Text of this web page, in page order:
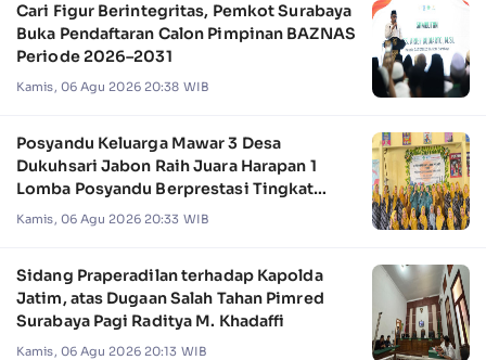
Cari Figur Berintegritas, Pemkot Surabaya
Buka Pendaftaran Calon Pimpinan BAZNAS
Periode 2026–2031
Kamis, 06 Agu 2026 20:38 WIB
Posyandu Keluarga Mawar 3 Desa
Dukuhsari Jabon Raih Juara Harapan 1
Lomba Posyandu Berprestasi Tingkat
Jawa Timur 2026
Kamis, 06 Agu 2026 20:33 WIB
Sidang Praperadilan terhadap Kapolda
Jatim, atas Dugaan Salah Tahan Pimred
Surabaya Pagi Raditya M. Khadaffi
Kamis, 06 Agu 2026 20:13 WIB